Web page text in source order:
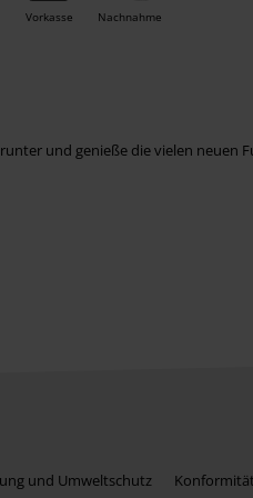
Vorkasse Nachnahme
und genieße die vielen neuen
und Umweltschutz